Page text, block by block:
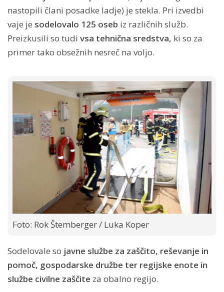
nastopili člani posadke ladje) je stekla. Pri izvedbi
vaje je sodelovalo 125 oseb iz različnih služb.
Preizkusili so tudi vsa tehnična sredstva, ki so za
primer tako obsežnih nesreč na voljo.
Foto: Rok Štemberger / Luka Koper
Sodelovale so javne službe za zaščito, reševanje in
pomoč, gospodarske družbe ter regijske enote in
službe civilne zaščite za obalno regijo.